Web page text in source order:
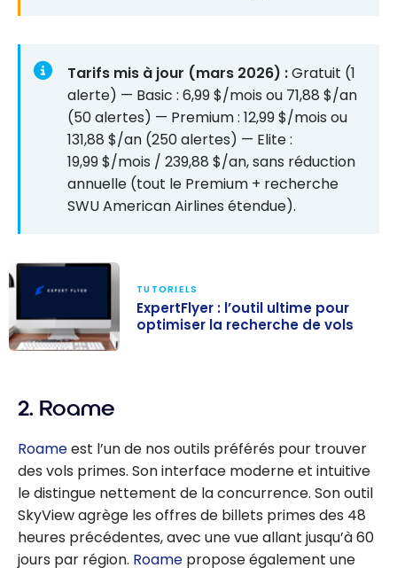
Tarifs mis à jour (mars 2026) :Gratuit (1
alerte) — Basic : 6,99 $/mois ou 71,88 $/an
(50 alertes) — Premium : 12,99 $/mois ou
131,88 $/an (250 alertes) — Elite :
19,99 $/mois / 239,88 $/an, sans réduction
annuelle (tout le Premium + recherche
SWU American Airlines étendue).
pour optimiser
de vols
TUTORIELS
ExpertFlyer : l’outil ultime pour
optimiser la recherche de vols
2. Roame
Roameest l’un de nos outils préférés pour trouver
des vols primes. Son interface moderne et intuitive
le distingue nettement de la concurrence. Son outil
SkyView agrège les offres de billets primes des 48
heures précédentes, avec une vue allant jusqu’à 60
jours par région. Roame propose également une